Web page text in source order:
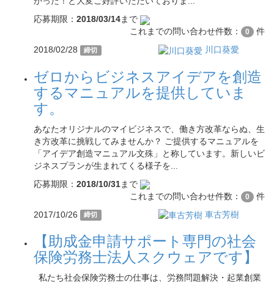
応募期限： 2018/03/14まで
これまでの問い合わせ件数：
0
件
2018/02/28
締切 川口葵愛
ゼロからビジネスアイデアを創造
するマニュアルを提供していま
す。
あなたオリジナルのマイビジネスで、働き方改革ならぬ、生
き方改革に挑戦してみませんか？ ご提供するマニュアルを
「アイデア創造マニュアル文殊」と称しています。新しいビ
ジネスプランが生まれてくる様子を...
応募期限： 2018/10/31まで
これまでの問い合わせ件数：
0
件
2017/10/26
締切 車古芳樹
【助成金申請サポート専門の社会
保険労務士法人スクウェアです】
私たち社会保険労務士の仕事は、労務問題解決・起業創業